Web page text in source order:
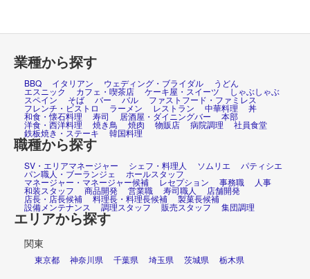
業種から探す
BBQ イタリアン ウェディング・ブライダル うどん
エスニック カフェ・喫茶店 ケーキ屋・スイーツ しゃぶしゃぶ
スペイン そば バー バル ファストフード・ファミレス
フレンチ・ビストロ ラーメン レストラン 中華料理 丼
和食・懐石料理 寿司 居酒屋・ダイニングバー 本部
洋食・西洋料理 焼き鳥 焼肉 物販店 病院調理 社員食堂
鉄板焼き・ステーキ 韓国料理
職種から探す
SV・エリアマネージャー シェフ・料理人 ソムリエ パティシエ
パン職人・ブーランジェ ホールスタッフ
マネージャー・マネージャー候補 レセプション 事務職 人事
和装スタッフ 商品開発 営業職 寿司職人 店舗開発
店長・店長候補 料理長・料理長候補 製菓長候補
設備メンテナンス 調理スタッフ 販売スタッフ 集団調理
エリアから探す
関東
東京都 神奈川県 千葉県 埼玉県 茨城県 栃木県